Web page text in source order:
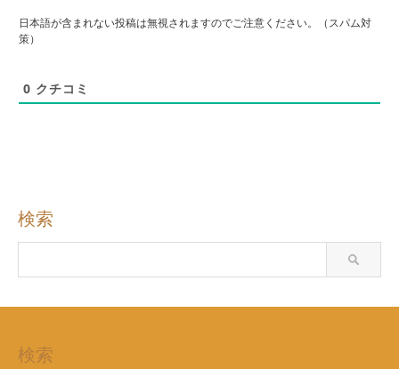
日本語が含まれない投稿は無視されますのでご注意ください。（スパム対
策）
0 クチコミ
検索
検索